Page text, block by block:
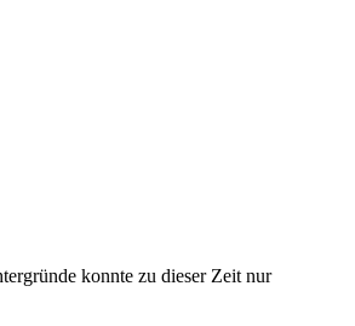
konnte zu dieser Zeit nur